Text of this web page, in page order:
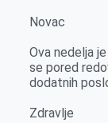
Novac
Ova nedelja
se pored
dodatnih
Zdravlje